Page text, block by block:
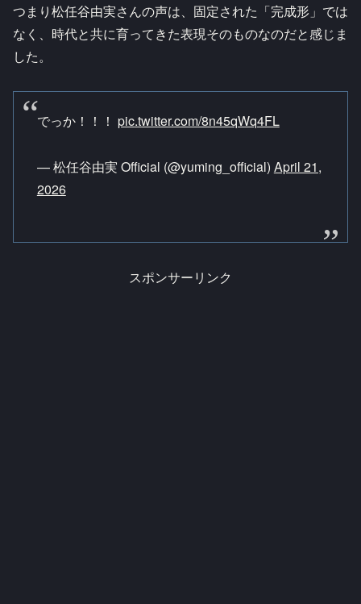
つまり松任谷由実さんの声は、固定された「完成形」では
なく、時代と共に育ってきた表現そのものなのだと感じま
した。
でっか！！！ pic.twitter.com/8n45qWq4FL
— 松任谷由実 Official (@yuming_official) April 21,
2026
スポンサーリンク